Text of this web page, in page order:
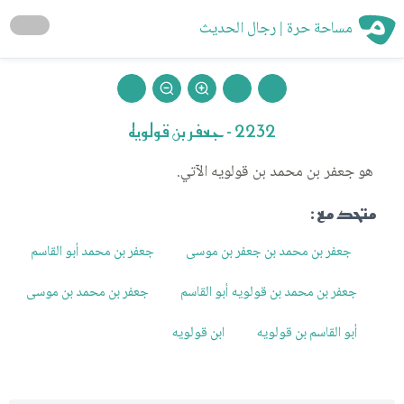
مساحة حرة | رجال الحديث
2232 - جعفر بن قولويه
هو جعفر بن محمد بن قولويه الآتي.
متحد مع :
جعفر بن محمد بن جعفر بن موسى
جعفر بن محمد أبو القاسم
جعفر بن محمد بن قولويه أبو القاسم
جعفر بن محمد بن موسى
أبو القاسم بن قولويه
ابن قولويه